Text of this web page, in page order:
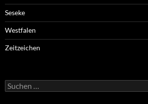
Seseke
Westfalen
Zeitzeichen
Suchen
nach: